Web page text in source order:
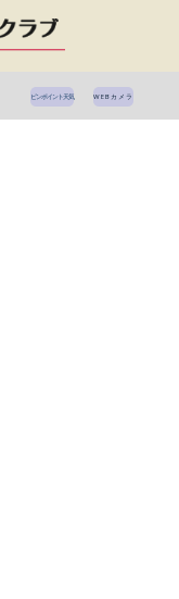
ピンポイント天気 WEBカメラ